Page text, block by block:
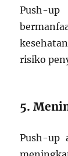
Push-
risiko
5.
Push-up